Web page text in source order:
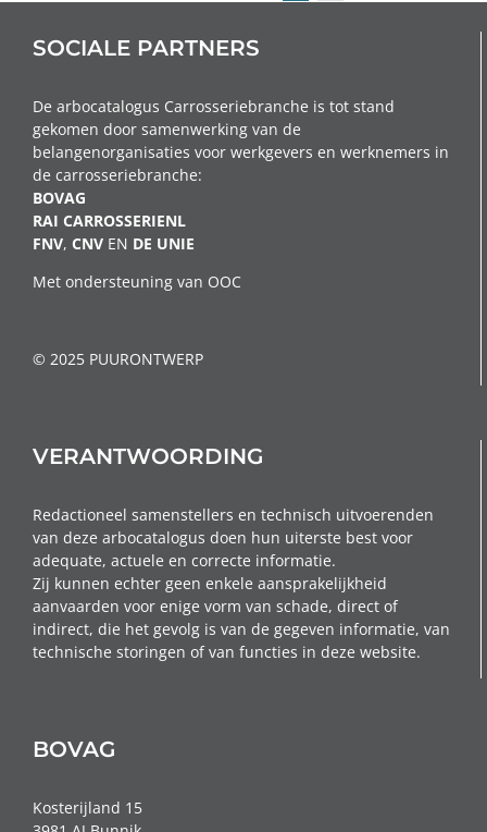
SOCIALE PARTNERS
De arbocatalogus Carrosseriebranche is tot stand
gekomen door samenwerking van de
belangenorganisaties voor werkgevers en werknemers in
de carrosseriebranche:
BOVAG
RAI CARROSSERIENL
FNV, CNV EN DE UNIE
Met ondersteuning van OOC
© 2025 PUURONTWERP
VERANTWOORDING
Redactioneel samenstellers en technisch uitvoerenden
van deze arbocatalogus doen hun uiterste best voor
adequate, actuele en correcte informatie.
Zij kunnen echter geen enkele aansprakelijkheid
aanvaarden voor enige vorm van schade, direct of
indirect, die het gevolg is van de gegeven informatie, van
technische storingen of van functies in deze website.
BOVAG
Kosterijland 15